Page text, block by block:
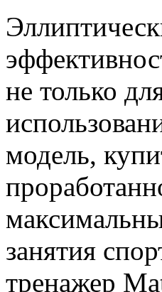
не только
модель,
занятия
тренажер